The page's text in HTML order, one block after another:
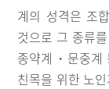
계의 성격은 조
것으로 그 종류
종약계・문중계
친목을 위한 노